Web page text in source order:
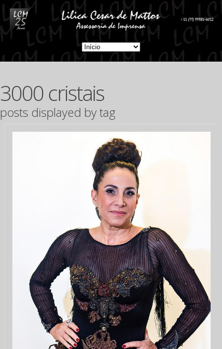
3000 cristais
posts displayed by tag